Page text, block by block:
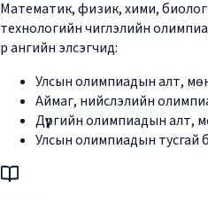
Математик, физик, хими,
технологийн чиглэлийн
р ангийн элсэгчид:
Улсын олимпиадын алт,
Аймаг, нийслэлийн
Дүүргийн олимпиадын алт,
Улсын олимпиадын тусгай